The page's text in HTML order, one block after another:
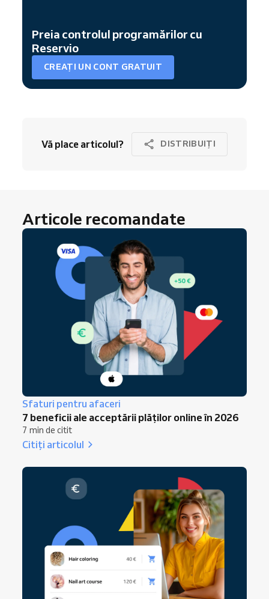
Preia controlul programărilor cu
Reservio
CREAȚI UN CONT GRATUIT
Vă place articolul? DISTRIBUIȚI
Articole recomandate
Sfaturi pentru afaceri
7 beneficii ale acceptării plăților online în 2026
7 min de citit
Citiți articolul